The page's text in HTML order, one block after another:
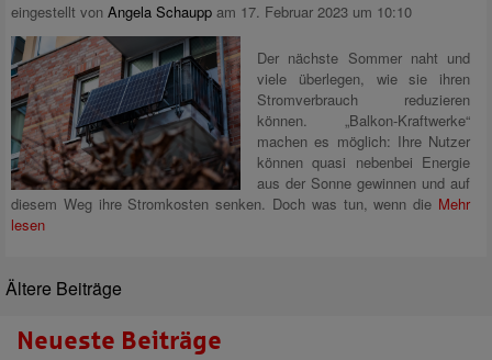
eingestellt von Angela Schaupp am 17. Februar 2023 um 10:10
Der nächste Sommer naht und
viele überlegen, wie sie ihren
Stromverbrauch reduzieren
können. „Balkon-Kraftwerke“
machen es möglich: Ihre Nutzer
können quasi nebenbei Energie
aus der Sonne gewinnen und auf
diesem Weg ihre Stromkosten senken. Doch was tun, wenn die Mehr
lesen
Ältere Beiträge
Neueste Beiträge